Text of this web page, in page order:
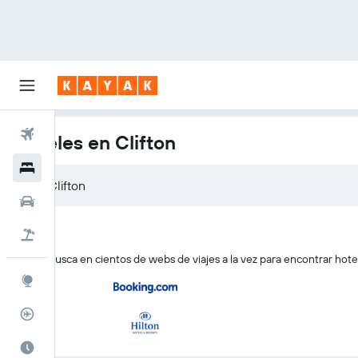
Vuelos
Hoteles en Clifton
Clifton
KAYAK busca en cientos de webs de viajes a la vez para encontrar